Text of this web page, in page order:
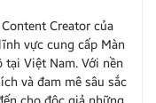
Creator của
vực cung cấp Màn
Việt Nam. Với nền
và đam mê sâu sắc